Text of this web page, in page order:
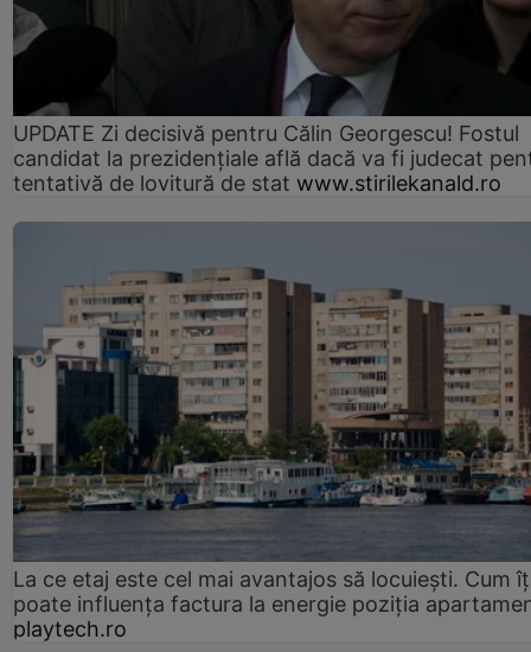
UPDATE Zi decisivă pentru Călin Georgescu! Fostul
candidat la prezidențiale află dacă va fi judecat
tentativă de lovitură de stat www.stirilekanald.ro
La ce etaj este cel mai avantajos să locuiești. Cum
poate influența factura la energie poziția
playtech.ro